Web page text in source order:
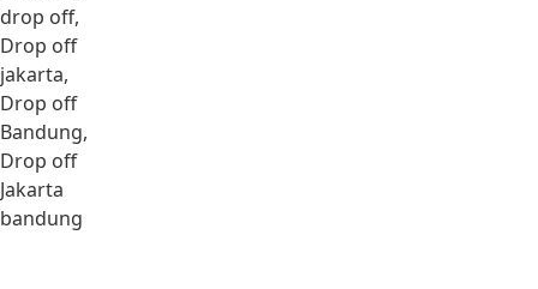
drop off,
Drop off
jakarta,
Drop off
Bandung,
Drop off
Jakarta
bandung